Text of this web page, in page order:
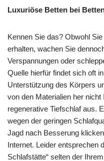
Luxuriöse Betten bei
Kennen Sie das? Obwohl
erhalten, wachen Sie
Verspannungen oder
Quelle hierfür findet sich oft
Unterstützung des Körpers
von den Materialien her
regenerative Tiefschlaf aus.
wegen der geringen
Jagd nach Besserung
Internet. Leider entsprechen
Schlafstätte“ selten der